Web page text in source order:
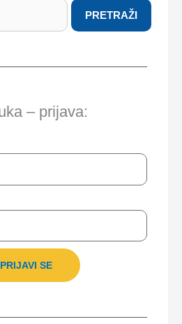
PRETRAŽI
– prijava:
PRIJAVI SE